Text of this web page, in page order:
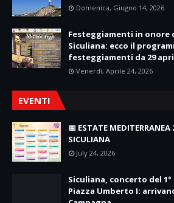
Domenica, Giugno 14, 2026
Festeggiamenti in onore
Siculiana: ecco il
festeggiamenti da 29
Venerdì, Aprile 24, 2026
EVENTI
📅 ESTATE
SICULIANA
July 24, 2026
Siculiana, concerto del 1°
Piazza Umberto I: